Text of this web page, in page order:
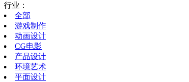
行业：
全部
游戏制作
动画设计
CG电影
产品设计
环境艺术
平面设计